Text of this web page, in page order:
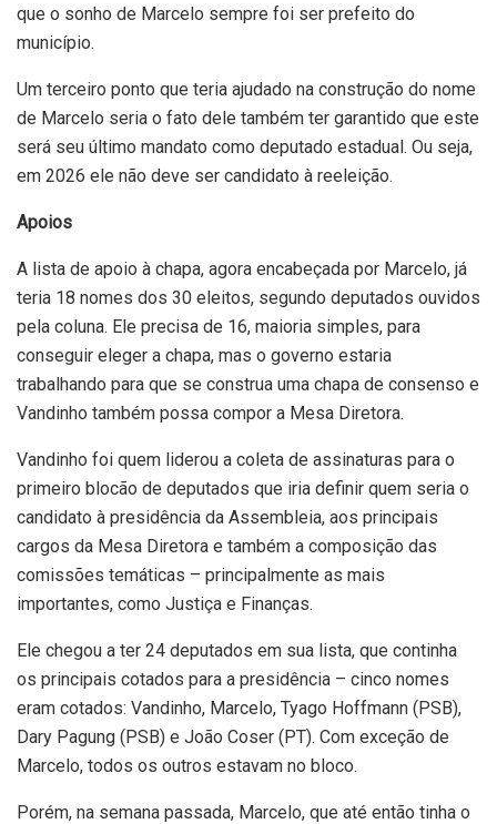
que o sonho de Marcelo sempre foi ser prefeito do
município.
Um terceiro ponto que teria ajudado na construção do nome
de Marcelo seria o fato dele também ter garantido que este
será seu último mandato como deputado estadual. Ou seja,
em 2026 ele não deve ser candidato à reeleição.
Apoios
A lista de apoio à chapa, agora encabeçada por Marcelo, já
teria 18 nomes dos 30 eleitos, segundo deputados ouvidos
pela coluna. Ele precisa de 16, maioria simples, para
conseguir eleger a chapa, mas o governo estaria
trabalhando para que se construa uma chapa de consenso e
Vandinho também possa compor a Mesa Diretora.
Vandinho foi quem liderou a coleta de assinaturas para o
primeiro blocão de deputados que iria definir quem seria o
candidato à presidência da Assembleia, aos principais
cargos da Mesa Diretora e também a composição das
comissões temáticas – principalmente as mais
importantes, como Justiça e Finanças.
Ele chegou a ter 24 deputados em sua lista, que continha
os principais cotados para a presidência – cinco nomes
eram cotados: Vandinho, Marcelo, Tyago Hoffmann (PSB),
Dary Pagung (PSB) e João Coser (PT). Com exceção de
Marcelo, todos os outros estavam no bloco.
Porém, na semana passada, Marcelo, que até então tinha o